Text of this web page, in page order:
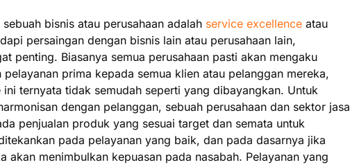
bisnis atau perusahaan adalah service excellence atau
persaingan dengan bisnis lain atau perusahaan lain,
penting. Biasanya semua perusahaan pasti akan mengaku
prima kepada semua klien atau pelanggan mereka,
ternyata tidak semudah seperti yang dibayangkan. Untuk
dengan pelanggan, sebuah perusahaan dan sektor jasa
penjualan produk yang sesuai target dan semata untuk
pada pelayanan yang baik, dan pada dasarnya jika
akan menimbulkan kepuasan pada nasabah. Pelayanan yang